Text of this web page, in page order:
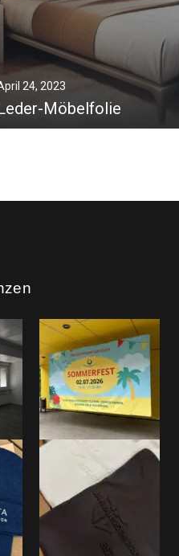
24, 2023
Möbelfolie